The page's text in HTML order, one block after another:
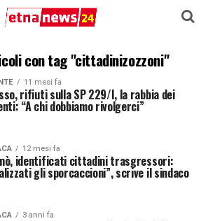
con tag "cittadinizozzoni"
11 mesi fa
rifiuti sulla SP 229/I, la rabbia dei
“A chi dobbiamo rivolgerci”
12 mesi fa
identificati cittadini trasgressori:
gli sporcaccioni”, scrive il sindaco
3 anni fa